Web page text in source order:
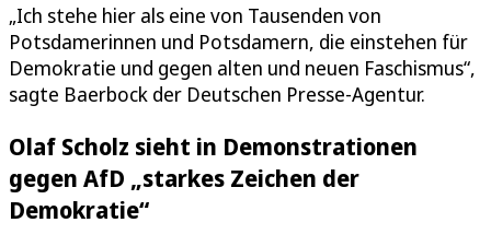
„Ich stehe hier als eine von Tausenden von
Potsdamerinnen und Potsdamern, die einstehen für
Demokratie und gegen alten und neuen Faschismus“,
sagte Baerbock der Deutschen Presse-Agentur.
Olaf Scholz sieht in Demonstrationen
gegen AfD „starkes Zeichen der
Demokratie“